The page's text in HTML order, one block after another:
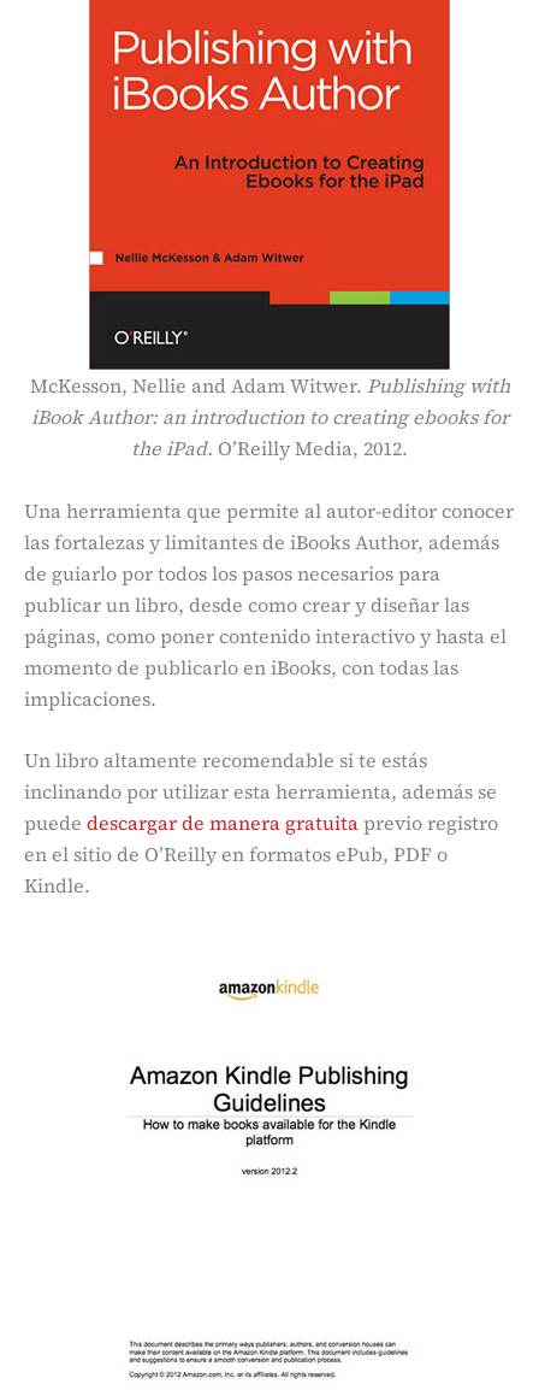
McKesson, Nellie and Adam Witwer. Publishing with
iBook Author: an introduction to creating ebooks for
the iPad. O’Reilly Media, 2012.
Una herramienta que permite al autor-editor conocer
las fortalezas y limitantes de iBooks Author, además
de guiarlo por todos los pasos necesarios para
publicar un libro, desde como crear y diseñar las
páginas, como poner contenido interactivo y hasta el
momento de publicarlo en iBooks, con todas las
implicaciones.
Un libro altamente recomendable si te estás
inclinando por utilizar esta herramienta, además se
puede descargar de manera gratuitaprevio registro
en el sitio de O’Reilly en formatos ePub, PDF o
Kindle.